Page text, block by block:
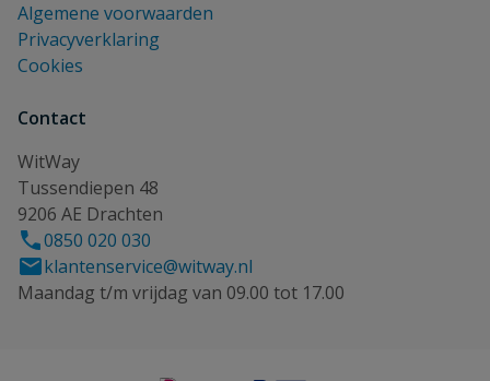
Algemene voorwaarden
Privacyverklaring
Cookies
Contact
WitWay
Tussendiepen 48
9206 AE Drachten
0850 020 030
klantenservice@witway.nl
Maandag t/m vrijdag van 09.00 tot 17.00